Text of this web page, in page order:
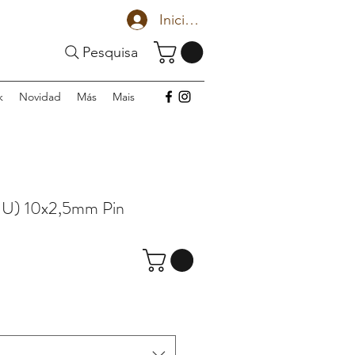
Iniciar sesión
Pesquisa
Novidad Más Mais
10x2,5mm Pin